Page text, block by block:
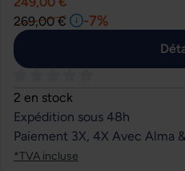
269,00 €
-7%
Note moyenne de 0 sur 5
2 en stock
Expédition sous 48h
Paiement 3X, 4X Avec Alma &
*TVA incluse